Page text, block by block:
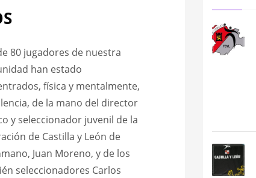
80 jugadores de nuestra
han estado
física y mentalmente,
de la mano del director
y seleccionador juvenil de la
de Castilla y León de
Juan Moreno, y de los
seleccionadores Carlos